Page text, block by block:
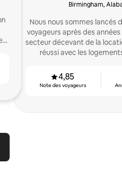
Birmingham,
Nous nous sommes lancés
voyageurs après des
secteur décevant de la
réussi avec les
4,85
Note des voyageurs